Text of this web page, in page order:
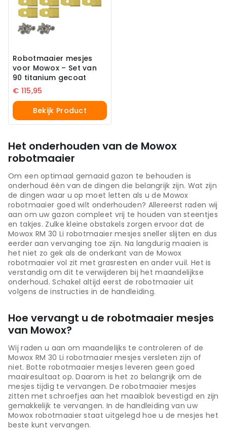
Robotmaaier mesjes
voor Mowox – Set van
90 titanium gecoat
€ 115,95
Bekijk Product
Het onderhouden van de Mowox
robotmaaier
Om een optimaal gemaaid gazon te behouden is
onderhoud één van de dingen die belangrijk zijn. Wat zijn
de dingen waar u op moet letten als u de Mowox
robotmaaier goed wilt onderhouden? Allereerst raden wij
aan om uw gazon compleet vrij te houden van steentjes
en takjes. Zulke kleine obstakels zorgen ervoor dat de
Mowox RM 30 Li robotmaaier mesjes sneller slijten en dus
eerder aan vervanging toe zijn. Na langdurig maaien is
het niet zo gek als de onderkant van de Mowox
robotmaaier vol zit met grasresten en ander vuil. Het is
verstandig om dit te verwijderen bij het maandelijkse
onderhoud. Schakel altijd eerst de robotmaaier uit
volgens de instructies in de handleiding.
Hoe vervangt u de robotmaaier mesjes
van Mowox?
Wij raden u aan om maandelijks te controleren of de
Mowox RM 30 Li robotmaaier mesjes versleten zijn of
niet. Botte robotmaaier mesjes leveren geen goed
maairesultaat op. Daarom is het zo belangrijk om de
mesjes tijdig te vervangen. De robotmaaier mesjes
zitten met schroefjes aan het maaiblok bevestigd en zijn
gemakkelijk te vervangen. In de handleiding van uw
Mowox robotmaaier staat uitgelegd hoe u de mesjes het
beste kunt vervangen.